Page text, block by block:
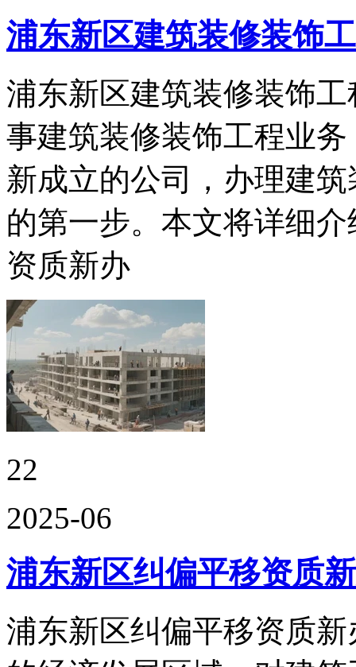
浦东新区建筑装修装饰
浦东新区建筑装修装饰
事建筑装修装饰工程业
新成立的公司，办理建
的第一步。本文将详细
资质新办
22
2025-06
浦东新区纠偏平移资质
浦东新区纠偏平移资质